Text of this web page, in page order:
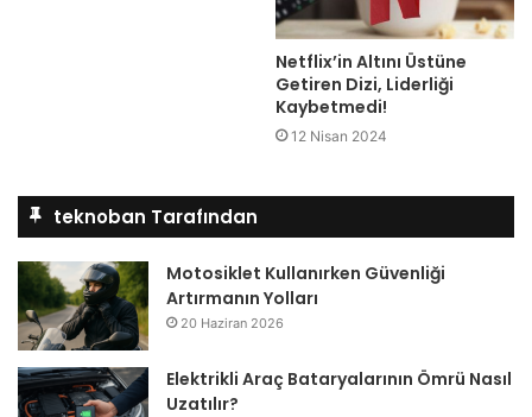
Netflix’in Altını Üstüne
Getiren Dizi, Liderliği
Kaybetmedi!
12 Nisan 2024
teknoban Tarafından
Motosiklet Kullanırken Güvenliği
Artırmanın Yolları
20 Haziran 2026
Elektrikli Araç Bataryalarının Ömrü Nasıl
Uzatılır?